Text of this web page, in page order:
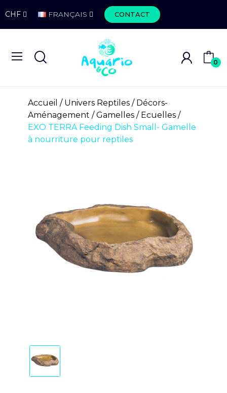
CHF FRANÇAIS CONTACT
0
Accueil Univers Reptiles
Décors-
Aménagement
Gamelles / Ecuelles
EXO TERRA Feeding Dish Small- Gamelle
à nourriture pour reptiles